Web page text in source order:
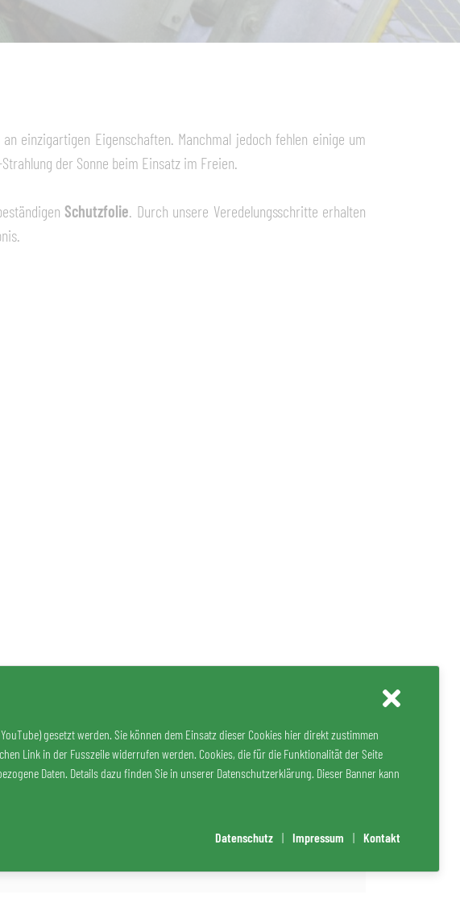
einzigartigen Eigenschaften. Manchmal jedoch fehlen einige um
der Sonne beim Einsatz im Freien.
Schutzfolie . Durch unsere Veredelungsschritte erhalten
gesetzt werden. Sie können dem Einsatz dieser Cookies hier direkt zustimmen
Link in der Fusszeile widerrufen werden. Cookies, die für die Funktionalität der Seite
Daten. Details dazu finden Sie in unserer Datenschutzerklärung. Dieser Banner kann
Datenschutz | Impressum | Kontakt